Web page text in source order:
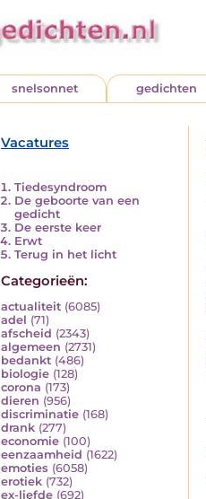
snelsonnet gedichten
Vacatures
Tiedesyndroom
De geboorte van een
gedicht
De eerste keer
Erwt
Terug in het licht
Categorieën:
actualiteit (6085)
adel (71)
afscheid (2343)
algemeen (2731)
bedankt (486)
biologie (128)
corona (173)
dieren (956)
discriminatie (168)
drank (277)
economie (100)
eenzaamheid (1622)
emoties (6058)
erotiek (732)
ex-liefde (692)